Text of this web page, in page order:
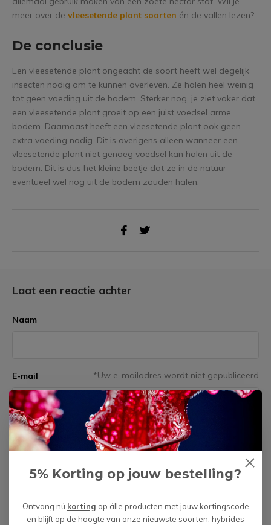
meer over de vleesetende plant soorten én de vallen lezen?
De conclusie
Een vleesetende plant ongeacht de soort heeft wel degelijk
insecten nodig om te kunnen overleven. Ze halen heel weinig
tot geen voeding uit de bodem. Sterker nog, je ziet vaker dat
een vleesetende plant groeit op een juist voedsel arme
bodem. Daarnaast heeft een vleesetende plant ook geen
extra voeding nodig. Dit is overigens alleen wanneer een
vleesetende plant niet genoeg voedsel kan halen uit de
bodem. Dit is dus het kleine beetje dat ze in de natuur
eventueel wel nog uit de bodem zouden halen.
Laat een reactie achter
Naam
E-mail *Uw e-mailadres wordt niet gepubliceerd
Opmerking
5% Korting op jouw bestelling?
Ontvang nú korting op álle producten met jouw kortingscode
en blijft op de hoogte van onze nieuwste soorten, hybrides